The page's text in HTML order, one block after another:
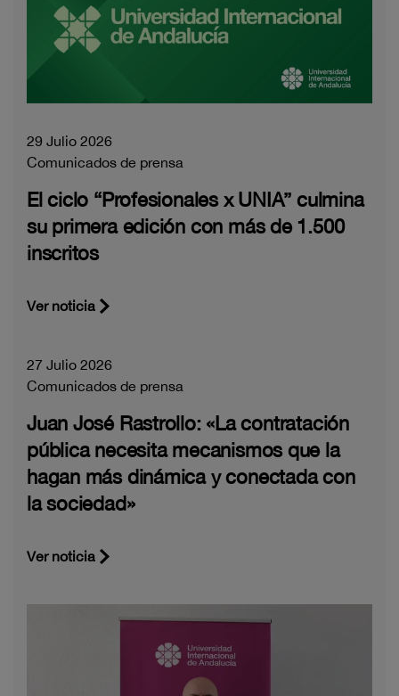
29 Julio 2026
Comunicados de prensa
El ciclo “Profesionales x UNIA” culmina
su primera edición con más de 1.500
inscritos
Ver noticia
27 Julio 2026
Comunicados de prensa
Juan José Rastrollo: «La contratación
pública necesita mecanismos que la
hagan más dinámica y conectada con
la sociedad»
Ver noticia